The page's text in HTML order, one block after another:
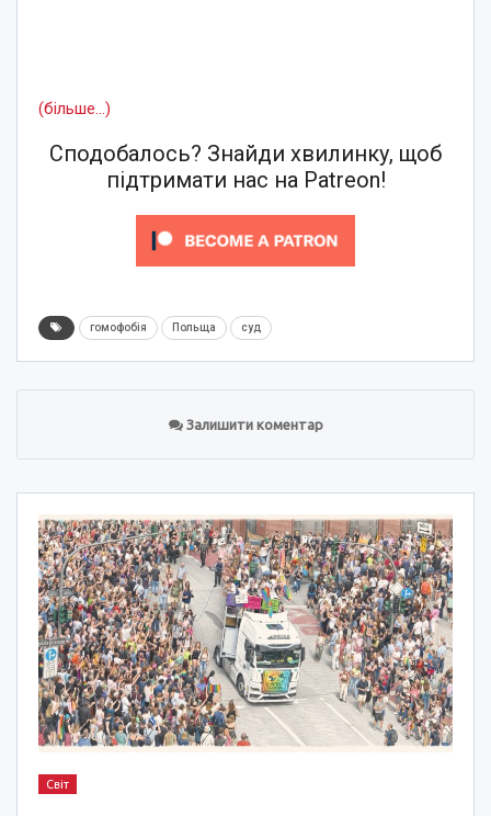
(більше…)
Сподобалось? Знайди хвилинку, щоб
підтримати нас на Patreon!
гомофобія Польща суд
Залишити коментар
Світ